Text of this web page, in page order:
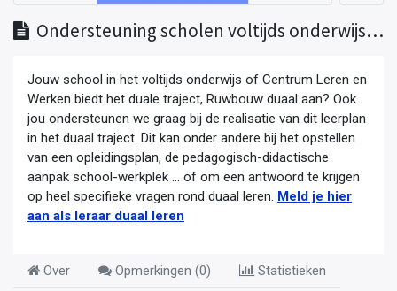
Ondersteuning scholen voltijds onderwijs en centra leren en werken
Jouw school in het voltijds onderwijs of Centrum Leren en
Werken biedt het duale traject, Ruwbouw duaal aan? Ook
jou ondersteunen we graag bij de realisatie van dit leerplan
in het duaal traject. Dit kan onder andere bij het opstellen
van een opleidingsplan, de pedagogisch-didactische
aanpak school-werkplek ... of om een antwoord te krijgen
op heel specifieke vragen rond duaal leren. Meld je hier
aan als leraar duaal leren
Over Opmerkingen (0) Statistieken